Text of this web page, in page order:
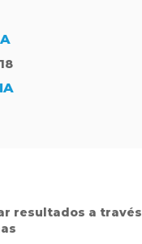
resultados a través